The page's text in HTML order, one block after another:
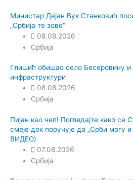
Министар Дејан Вук Станковић
„Србија те зове“
08.08.2026
Србија
Глишић обишао село Бесеровину и
инфраструктури
08.08.2026
Србија
Пијан као чеп! Погледајте како се
смеје док поручује да „Срби могу
ВИДЕО)
07.08.2026
Србија